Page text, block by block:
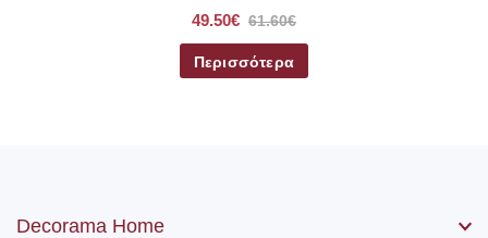
49.50€ 61.60€
Περισσότερα
Decorama Home